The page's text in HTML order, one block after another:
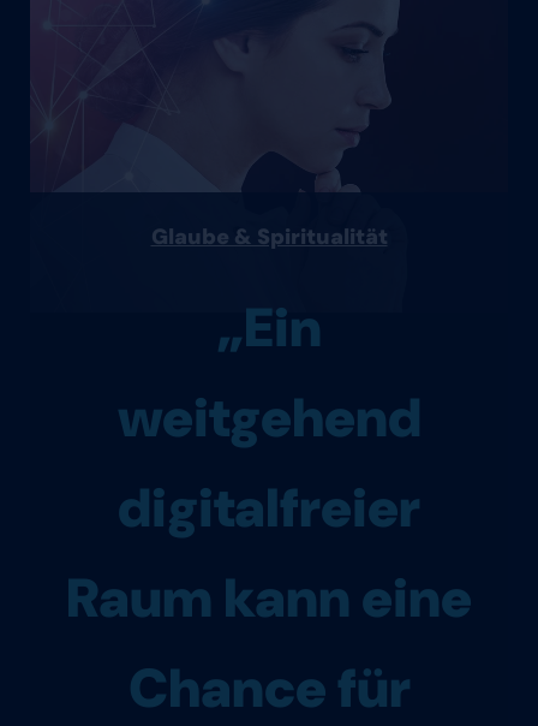
Glaube & Spiritualität
„Ein
weitgehend
digitalfreier
Raum kann eine
Chance für